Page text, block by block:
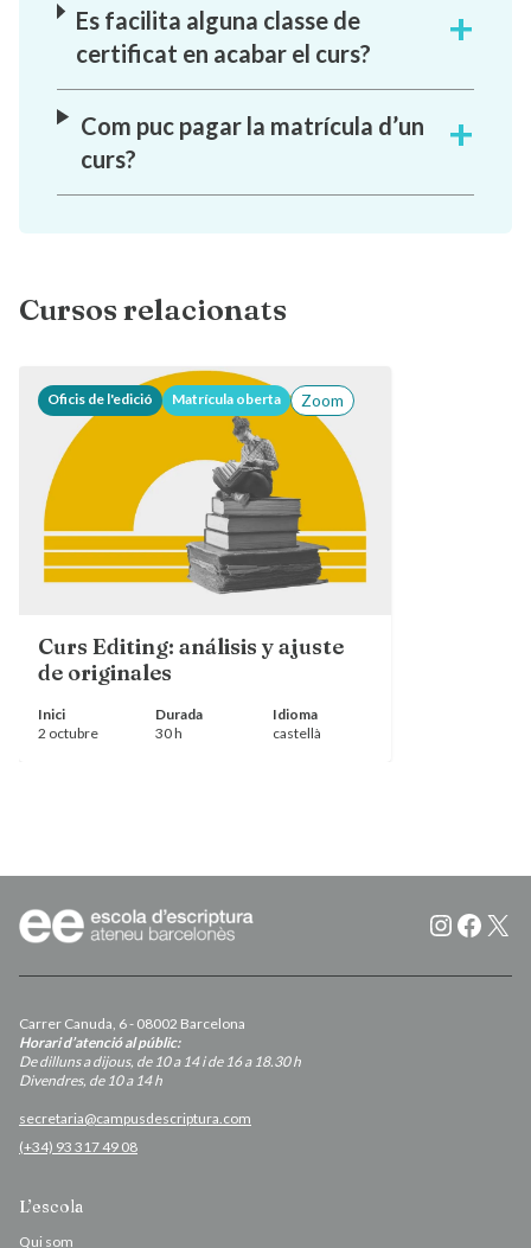
Es facilita alguna classe de
certificat en acabar el curs?
Com puc pagar la matrícula d’un
curs?
Cursos relacionats
Oficis de l'edició Matrícula oberta Zoom
Curs Editing: análisis y ajuste
de originales
Inici
2 octubre
Durada
30 h
Idioma
castellà
X
Carrer Canuda, 6 - 08002 Barcelona
Horari d’atenció al públic:
De dilluns a dijous, de 10 a 14 i de 16 a 18.30 h
Divendres, de 10 a 14 h
secretaria@campusdescriptura.com
(+34) 93 317 49 08
L’escola
Qui som